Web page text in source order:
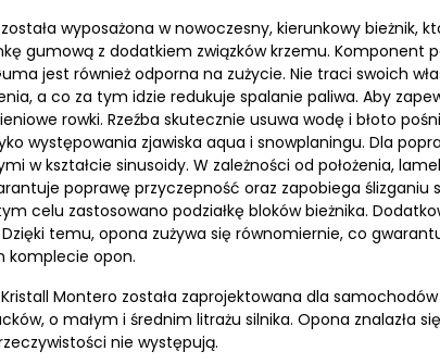
wyposażona w nowoczesny, kierunkowy bieżnik,
gumową z dodatkiem związków krzemu.
jest również odporna na zużycie. Nie traci swoich
a co za tym idzie redukuje spalanie paliwa. Aby
rowki. Rzeźba skutecznie usuwa wodę i błoto
występowania zjawiska aqua i snowplaningu. Dla
w kształcie sinusoidy. W zależności od położenia,
poprawę przyczepność oraz zapobiega
celu zastosowano podziałkę bloków bieżnika.
Dzięki temu, opona zużywa się równomiernie, co
komplecie opon.
Montero została zaprojektowana dla
o małym i średnim litrażu silnika. Opona znalazła
nie występują.